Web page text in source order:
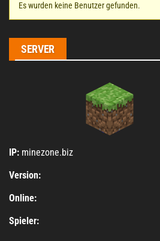
Freunde
Es wurden keine Benutzer gefunden.
SERVER
IP: minezone.biz
Version:
Online:
Spieler: